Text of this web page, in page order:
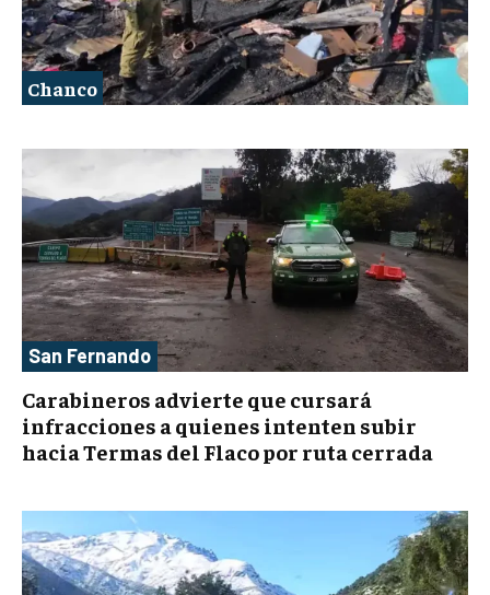
Chanco
San Fernando
Carabineros advierte que cursará
infracciones a quienes intenten subir
hacia Termas del Flaco por ruta cerrada